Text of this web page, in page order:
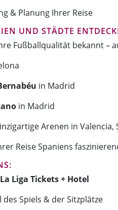
& Planung Ihrer Reise
UND STÄDTE
Fußballqualität bekannt –
in Madrid
in Madrid
Arenen in Valencia,
Reise Spaniens
La Liga Tickets + Hotel
Spiels & der Sitzplätze